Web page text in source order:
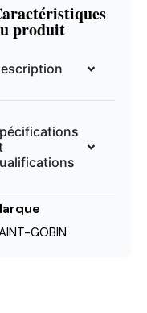
produit
GOBIN